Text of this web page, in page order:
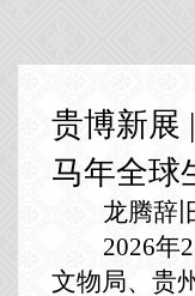
贵博新
马年全球
龙腾辞
2026年
文物局、贵